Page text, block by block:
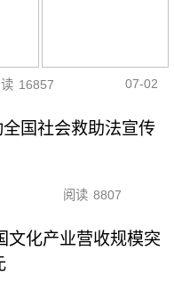
16857 07-02
国社会救助法宣传
阅读 8807
文化产业营收规模突